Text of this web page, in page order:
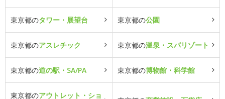
東京都のタワー・展望台 東京都の公園
東京都のアスレチック 東京都の温泉・スパリゾート
東京都の道の駅・SA/PA 東京都の博物館・科学館
東京都のアウトレット・ショ